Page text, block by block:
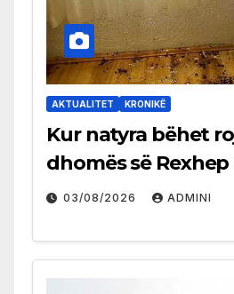
AKTUALITET KRONIKË
Kur natyra bëhet
dhomës së Rexhep
03/08/2026 ADMINI